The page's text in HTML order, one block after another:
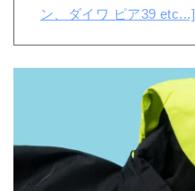
ン、ダイワ ピア39 etc...]